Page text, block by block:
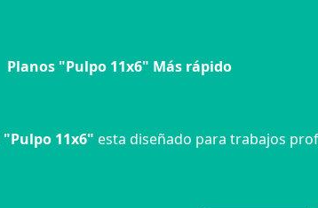
Planos "Pulpo 11x6" Más rápido
"Pulpo 11x6" esta diseñado para trabajos